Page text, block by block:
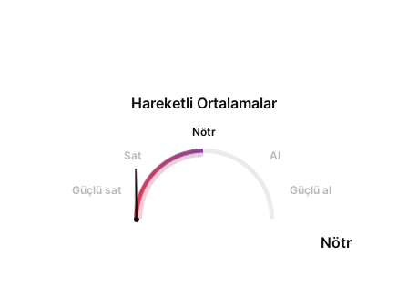
Hareketli Ortalamalar
Nötr
Sat
Al
Güçlü sat Güçlü al
Nötr